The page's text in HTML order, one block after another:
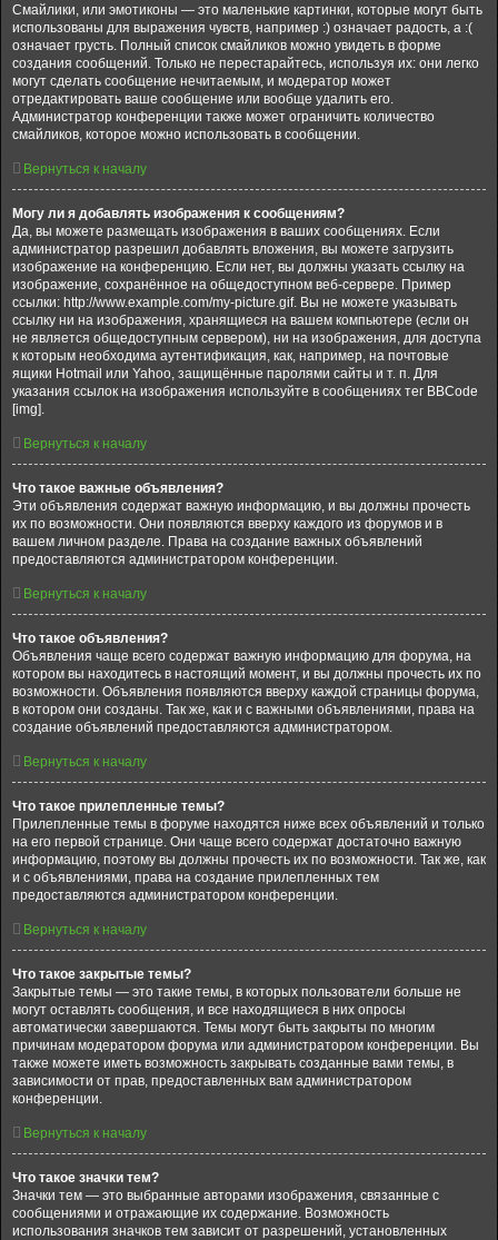
Смайлики, или эмотиконы — это маленькие картинки, которые могут быть
использованы для выражения чувств, например :) означает радость, а :(
означает грусть. Полный список смайликов можно увидеть в форме
создания сообщений. Только не перестарайтесь, используя их: они легко
могут сделать сообщение нечитаемым, и модератор может
отредактировать ваше сообщение или вообще удалить его.
Администратор конференции также может ограничить количество
смайликов, которое можно использовать в сообщении.
Вернуться к началу
Могу ли я добавлять изображения к сообщениям?
Да, вы можете размещать изображения в ваших сообщениях. Если
администратор разрешил добавлять вложения, вы можете загрузить
изображение на конференцию. Если нет, вы должны указать ссылку на
изображение, сохранённое на общедоступном веб-сервере. Пример
ссылки: http://www.example.com/my-picture.gif. Вы не можете указывать
ссылку ни на изображения, хранящиеся на вашем компьютере (если он
не является общедоступным сервером), ни на изображения, для доступа
к которым необходима аутентификация, как, например, на почтовые
ящики Hotmail или Yahoo, защищённые паролями сайты и т. п. Для
указания ссылок на изображения используйте в сообщениях тег BBCode
[img].
Вернуться к началу
Что такое важные объявления?
Эти объявления содержат важную информацию, и вы должны прочесть
их по возможности. Они появляются вверху каждого из форумов и в
вашем личном разделе. Права на создание важных объявлений
предоставляются администратором конференции.
Вернуться к началу
Что такое объявления?
Объявления чаще всего содержат важную информацию для форума, на
котором вы находитесь в настоящий момент, и вы должны прочесть их по
возможности. Объявления появляются вверху каждой страницы форума,
в котором они созданы. Так же, как и с важными объявлениями, права на
создание объявлений предоставляются администратором.
Вернуться к началу
Что такое прилепленные темы?
Прилепленные темы в форуме находятся ниже всех объявлений и только
на его первой странице. Они чаще всего содержат достаточно важную
информацию, поэтому вы должны прочесть их по возможности. Так же, как
и с объявлениями, права на создание прилепленных тем
предоставляются администратором конференции.
Вернуться к началу
Что такое закрытые темы?
Закрытые темы — это такие темы, в которых пользователи больше не
могут оставлять сообщения, и все находящиеся в них опросы
автоматически завершаются. Темы могут быть закрыты по многим
причинам модератором форума или администратором конференции. Вы
также можете иметь возможность закрывать созданные вами темы, в
зависимости от прав, предоставленных вам администратором
конференции.
Вернуться к началу
Что такое значки тем?
Значки тем — это выбранные авторами изображения, связанные с
сообщениями и отражающие их содержание. Возможность
использования значков тем зависит от разрешений, установленных